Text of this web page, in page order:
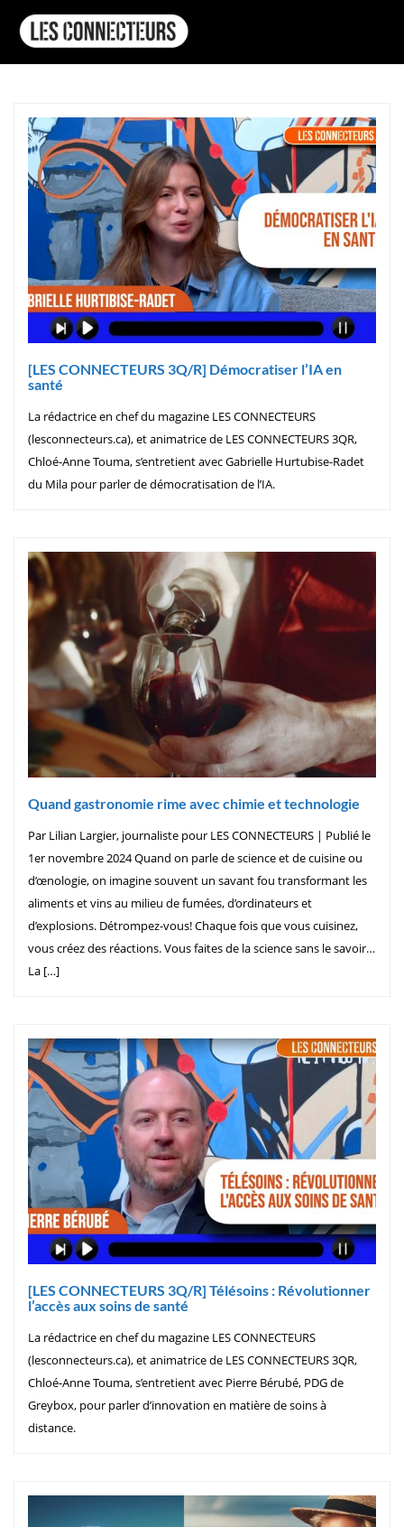
[LES CONNECTEURS 3Q/R] Démocratiser l’IA en
santé
La rédactrice en chef du magazine LES CONNECTEURS
(lesconnecteurs.ca), et animatrice de LES CONNECTEURS 3QR,
Chloé-Anne Touma, s’entretient avec Gabrielle Hurtubise-Radet
du Mila pour parler de démocratisation de l’IA.
Quand gastronomie rime avec chimie et technologie
Par Lilian Largier, journaliste pour LES CONNECTEURS | Publié le
1er novembre 2024 Quand on parle de science et de cuisine ou
d’œnologie, on imagine souvent un savant fou transformant les
aliments et vins au milieu de fumées, d’ordinateurs et
d’explosions. Détrompez-vous! Chaque fois que vous cuisinez,
vous créez des réactions. Vous faites de la science sans le savoir…
La […]
[LES CONNECTEURS 3Q/R] Télésoins : Révolutionner
l’accès aux soins de santé
La rédactrice en chef du magazine LES CONNECTEURS
(lesconnecteurs.ca), et animatrice de LES CONNECTEURS 3QR,
Chloé-Anne Touma, s’entretient avec Pierre Bérubé, PDG de
Greybox, pour parler d’innovation en matière de soins à
distance.